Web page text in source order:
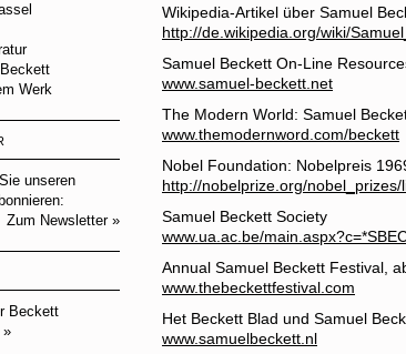
Wikipedia-Artikel über Samuel
http://de.wikipedia.org/wiki/
Samuel Beckett On-Line
www.samuel-beckett.net
The Modern World: Samuel
www.themodernword.com/beckett
Nobel Foundation: Nobelpreis
http://nobelprize.org/
Samuel Beckett Society
www.ua.ac.be/
Annual Samuel Beckett Festival,
www.thebeckettfestival.com
Het Beckett Blad und Samuel
www.samuelbeckett.nl
Werk
unseren
Zum Newsletter »
Beckett
»